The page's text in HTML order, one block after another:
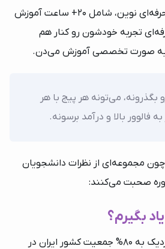
دوره آموزش اینستاگرام حرفه‌ای نوین، شامل 20+ ساعت آموزش
6 مدرس حرفه‌ای تجربه خودشون رو کنار هم
به صورت تخصصی آموزش می‌دن.
می‌تونه هر پیج با هر
فالوور بالا و درآمد برسونه.
چون مجموعه‌ای از نظرات دانشجویان
صحبت می‌کنند:
بگیرم؟
60 میلیون ایرانی یعنی نزدیک به 80% جمعیت کشور ایران در